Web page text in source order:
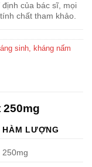
của bác sĩ, mọi
chất tham khảo.
sinh, kháng nấm
HÀM LƯỢNG
250mg